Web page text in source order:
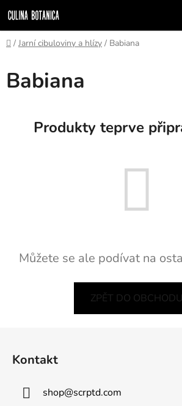
na
obsah
Domů
/ Jarní cibuloviny a hlízy / Babiana
Babiana
Produkty teprve
Můžete se ale podívat na
ZPĚT DO OBCHODU
Kontakt
shop@scrptd.com